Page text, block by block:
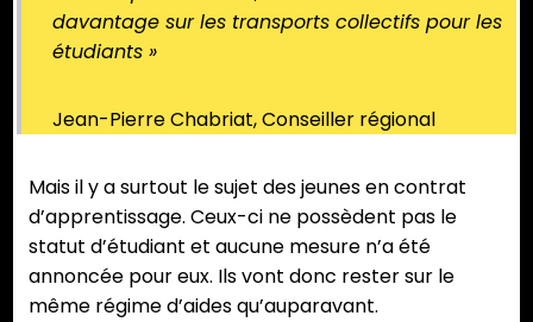
davantage sur les transports collectifs pour les
étudiants »
Jean-Pierre Chabriat, Conseiller régional
Mais il y a surtout le sujet des jeunes en contrat
d’apprentissage. Ceux-ci ne possèdent pas le
statut d’étudiant et aucune mesure n’a été
annoncée pour eux. Ils vont donc rester sur le
même régime d’aides qu’auparavant.